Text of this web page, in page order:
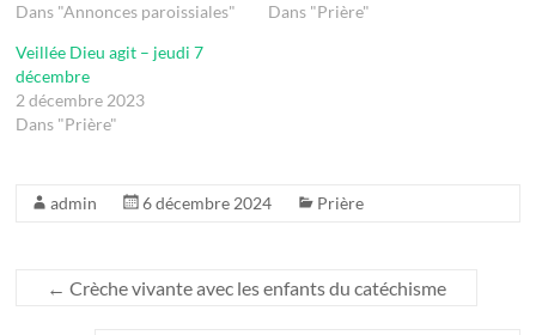
Dans "Annonces paroissiales"
Dans "Prière"
Veillée Dieu agit – jeudi 7
décembre
2 décembre 2023
Dans "Prière"
admin 6 décembre 2024 Prière
← Crèche vivante avec les enfants du catéchisme